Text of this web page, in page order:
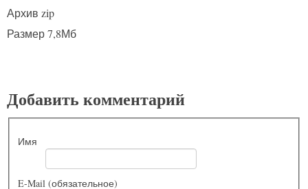
Архив zip
Размер 7,8Мб
Добавить комментарий
Имя
E-Mail (обязательное)